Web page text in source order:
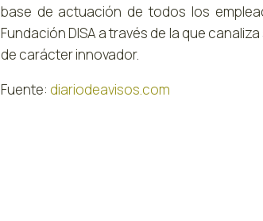
base de actuación de todos los
Fundación DISA a través de la que
de carácter innovador.
Fuente: diariodeavisos.com